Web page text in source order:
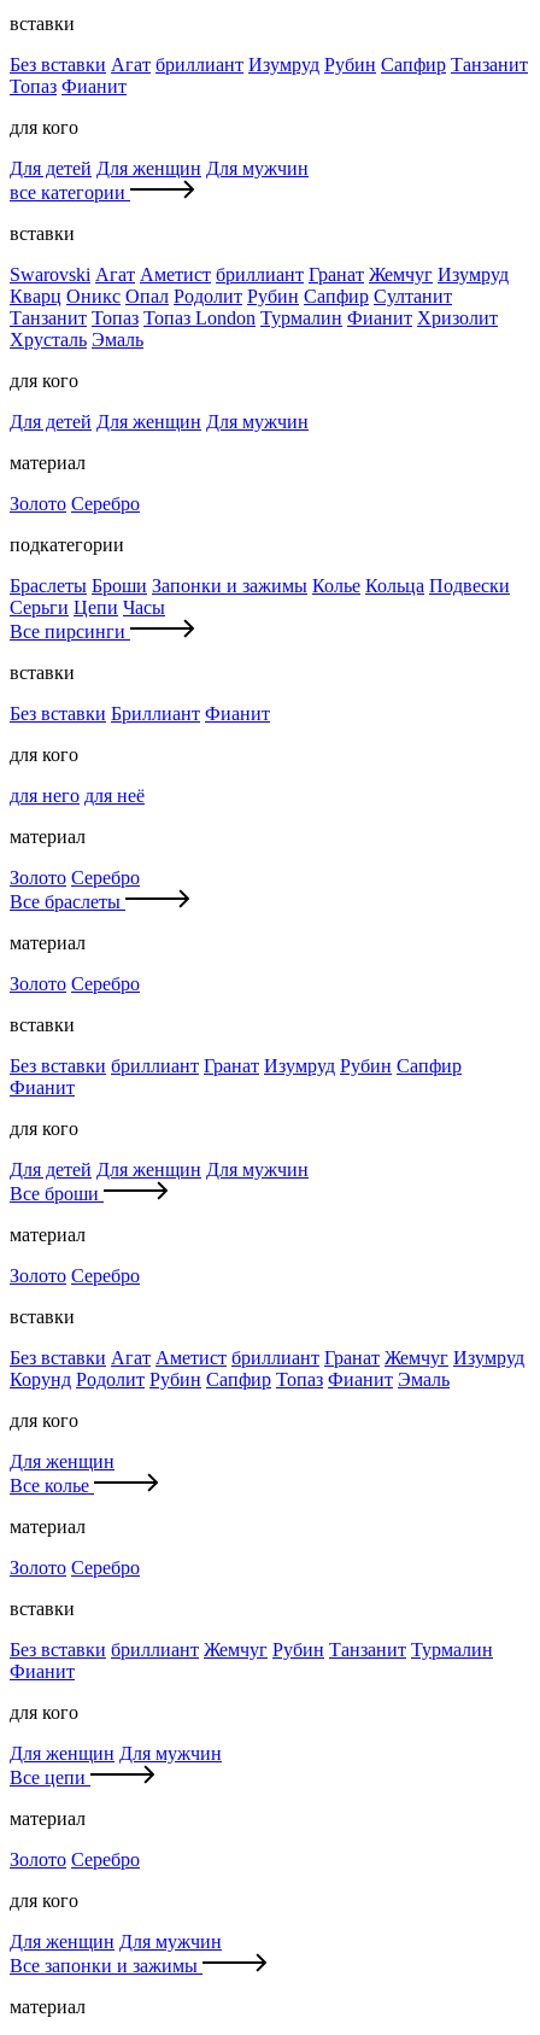
вставки
Без вставки Агат бриллиант Изумруд Рубин Сапфир Танзанит
Топаз Фианит
для кого
Для детей Для женщин Для мужчин
все категории
вставки
Swarovski Агат Аметист бриллиант Гранат Жемчуг Изумруд
Кварц Оникс Опал Родолит Рубин Сапфир Султанит
Танзанит Топаз Топаз London Турмалин Фианит Хризолит
Хрусталь Эмаль
для кого
Для детей Для женщин Для мужчин
материал
Золото Серебро
подкатегории
Браслеты Броши Запонки и зажимы Колье Кольца Подвески
Серьги Цепи Часы
Все пирсинги
вставки
Без вставки Бриллиант Фианит
для кого
для него для неё
материал
Золото Серебро
Все браслеты
материал
Золото Серебро
вставки
Без вставки бриллиант Гранат Изумруд Рубин Сапфир
Фианит
для кого
Для детей Для женщин Для мужчин
Все броши
материал
Золото Серебро
вставки
Без вставки Агат Аметист бриллиант Гранат Жемчуг Изумруд
Корунд Родолит Рубин Сапфир Топаз Фианит Эмаль
для кого
Для женщин
Все колье
материал
Золото Серебро
вставки
Без вставки бриллиант Жемчуг Рубин Танзанит Турмалин
Фианит
для кого
Для женщин Для мужчин
Все цепи
материал
Золото Серебро
для кого
Для женщин Для мужчин
Все запонки и зажимы
материал